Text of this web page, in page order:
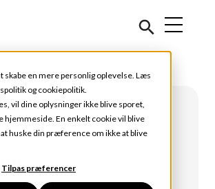
skabe en mere personlig oplevelse. Læs
og cookiepolitik.
vil dine oplysninger ikke blive sporet,
hjemmeside. En enkelt cookie vil blive
huske din præference om ikke at blive
Tilpas præferencer